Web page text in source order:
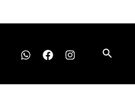
לתוכן
חיפוש